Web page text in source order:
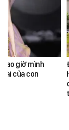
bao giờ mình
của con